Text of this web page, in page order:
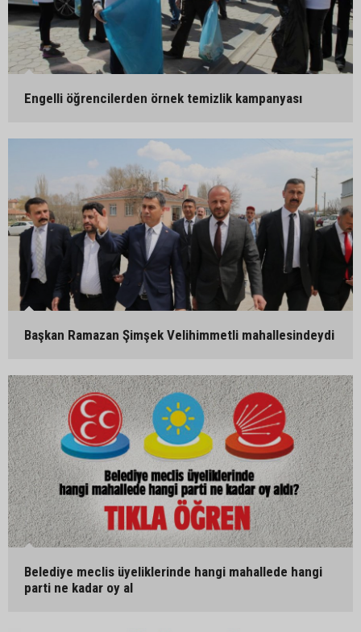
Engelli öğrencilerden örnek temizlik kampanyası
Başkan Ramazan Şimşek Velihimmetli mahallesindeydi
Belediye meclis üyeliklerinde hangi mahallede hangi
parti ne kadar oy al